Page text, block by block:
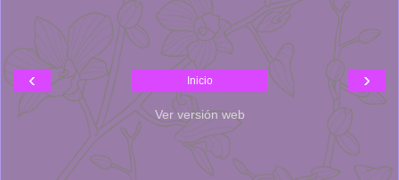
‹ ›
Inicio
Ver versión web